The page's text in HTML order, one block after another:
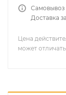
Самовывоз
Доставка
Цена
может